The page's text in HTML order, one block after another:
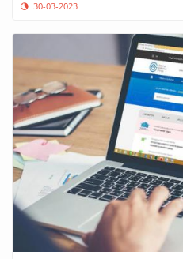
30-03-2023